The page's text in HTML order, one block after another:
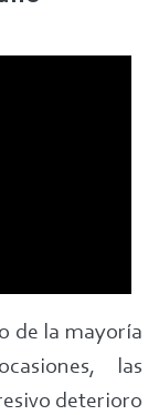
de la mayoría
las
deterioro